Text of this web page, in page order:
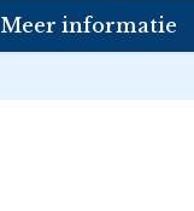
Meer informatie